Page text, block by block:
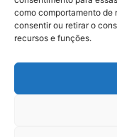
como comportamento de
consentir ou retirar o
recursos e funções.
No posts to display